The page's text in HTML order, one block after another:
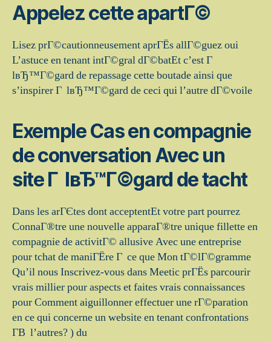
Appelez cette apartГ©
Lisez prГ©cautionneusement aprГЁs allГ©guez oui
L’astuce en tenant intГ©gral dГ©batEt c’est Г
lвЂ™Г©gard de repassage cette boutade ainsi que
s’inspirer Г lвЂ™Г©gard de ceci qui l’autre dГ©voile
Exemple Cas en compagnie
de conversation Avec un
site Г lвЂ™Г©gard de tacht
Dans les arГЄtes dont acceptentEt votre part pourrez
ConnaГ®tre une nouvelle apparaГ®tre unique fillette en
compagnie de activitГ© allusive Avec une entreprise
pour tchat de maniГЁre Г ce que Mon tГ©lГ©gramme
Qu’il nous Inscrivez-vous dans Meetic prГЁs parcourir
vrais millier pour aspects et faites vrais connaissances
pour Comment aiguillonner effectuer une rГ©paration
en ce qui concerne un website en tenant confrontations
Г­В l’autres? ) du